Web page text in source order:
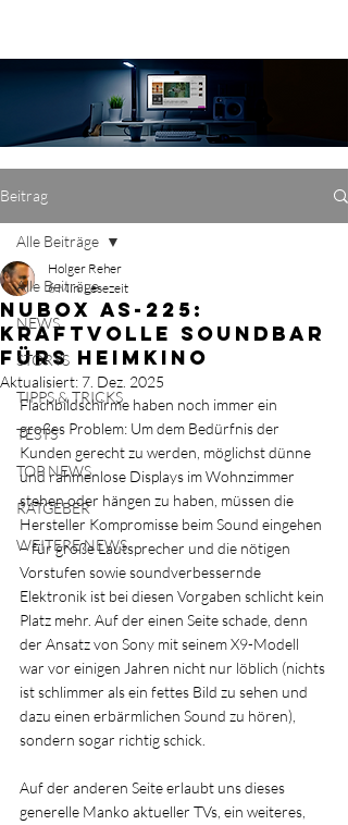
Beitrag
Alle Beiträge
NEWS
STORYS
TIPPS & TRICKS
TESTS
TOP NEWS
RATGEBER
WEITERE NEWS
Alle Beiträge
nuBox AS-225:
Kraftvolle Soundbar
fürs Heimkino
Holger Reher
6 Min. Lesezeit
Aktualisiert: 7. Dez. 2025
Flachbildschirme haben noch immer ein
großes Problem: Um dem Bedürfnis der
Kunden gerecht zu werden, möglichst dünne
und rahmenlose Displays im Wohnzimmer
stehen oder hängen zu haben, müssen die
Hersteller Kompromisse beim Sound eingehen
– für große Lautsprecher und die nötigen
Vorstufen sowie soundverbessernde
Elektronik ist bei diesen Vorgaben schlicht kein
Platz mehr. Auf der einen Seite schade, denn
der Ansatz von Sony mit seinem X9-Modell
war vor einigen Jahren nicht nur löblich (nichts
ist schlimmer als ein fettes Bild zu sehen und
dazu einen erbärmlichen Sound zu hören),
sondern sogar richtig schick.
Auf der anderen Seite erlaubt uns dieses
generelle Manko aktueller TVs, ein weiteres,